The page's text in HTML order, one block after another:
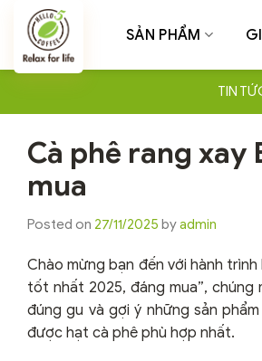
Chuyển
dung
SẢN PHẨM
TIN
Cà phê rang
mua
Posted on 27/11/2025 byadmin
Chào mừng bạn đến với hành
tốt nhất 2025, đáng mua”, chúng
đúng gu và gợi ý những sản
được hạt cà phê phù hợp nhất.